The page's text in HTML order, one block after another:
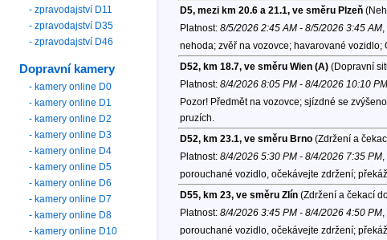
D5, mezi km 20.6 a 21.1, ve směru Plzeň
Platnost: 8/5/2026 2:45 AM - 8/5/2026 3:45 AM,
nehoda; zvěř na vozovce; havarované vozidlo;
D52, km 18.7, ve směru Wien (A)(Dopravní
Platnost: 8/4/2026 8:05 PM - 8/4/2026 10:10 PM
Pozor! Předmět na vozovce; sjízdné se
pruzích.
D52, km 23.1, ve směru Brno(Zdržení a
Platnost: 8/4/2026 5:30 PM - 8/4/2026 7:35 PM,
porouchané vozidlo, očekávejte zdržení;
D55, km 23, ve směru Zlín(Zdržení a čekací
Platnost: 8/4/2026 3:45 PM - 8/4/2026 4:50 PM,
porouchané vozidlo, očekávejte zdržení;
- zpravodajství D11
- zpravodajství D35
- zpravodajství D46
Dopravní kamery
- kamery online D0
- kamery online D1
- kamery online D2
- kamery online D3
- kamery online D4
- kamery online D5
- kamery online D6
- kamery online D7
- kamery online D8
- kamery online D10